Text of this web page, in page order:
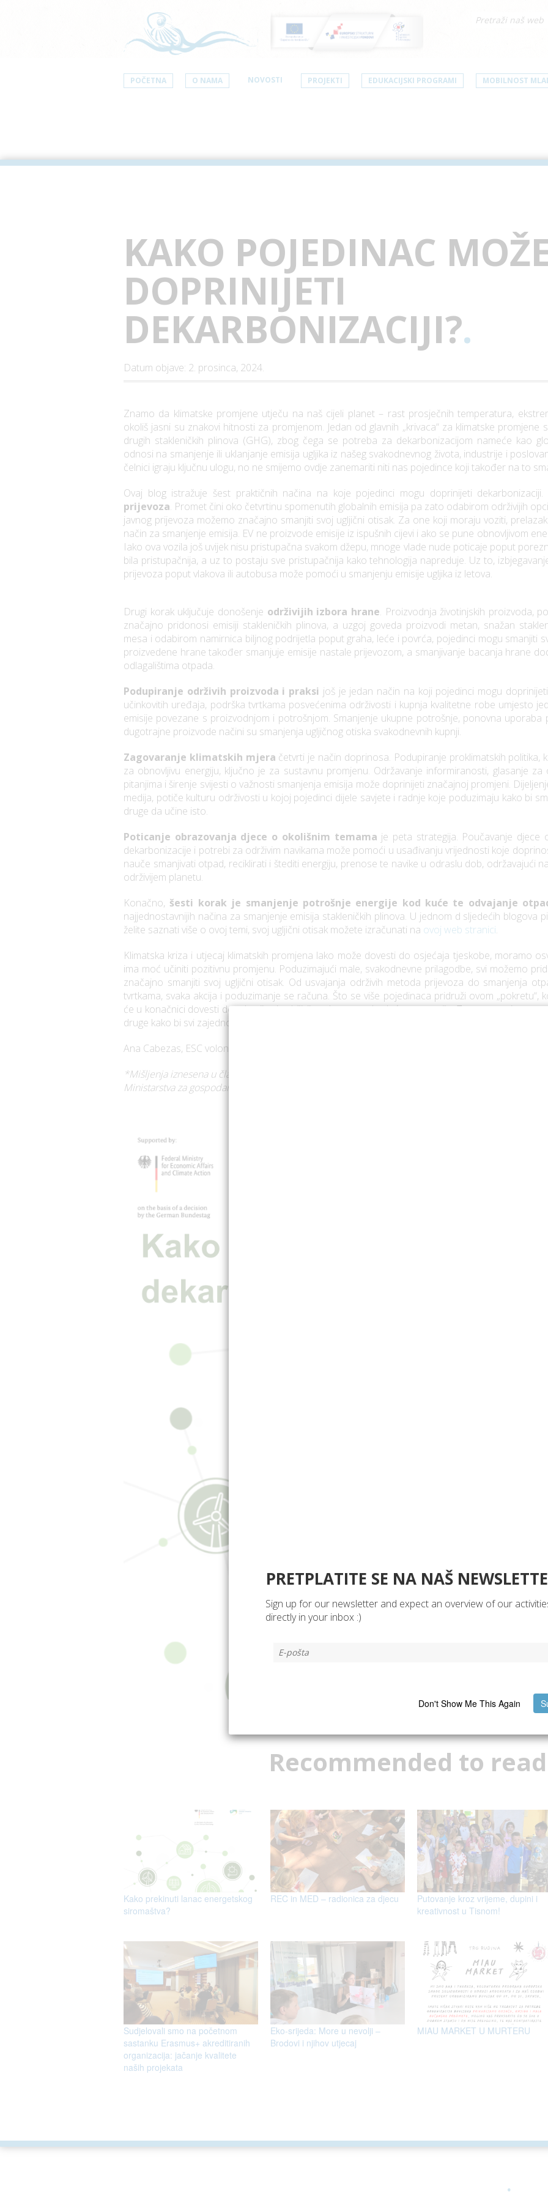
POČETNA O NAMA NOVOSTI PROJEKTI EDUKACIJSKI PROGRAMI MOBILNOST
KAKO POJEDINAC
DOPRINIJETI
DEKARBONIZACIJI?.
Datum objave: 2. prosinca, 2024.
Znamo da klimatske promjene utječu na naš cijeli planet – rast prosječnih temperatura,
okoliš jasni su znakovi hitnosti za promjenom. Jedan od glavnih „krivaca“ za klimatske promjene
drugih stakleničkih plinova (GHG), zbog čega se potreba za dekarbonizacijom nameće kao
odnosi na smanjenje ili uklanjanje emisija ugljika iz našeg svakodnevnog života, industrije i
čelnici igraju ključnu ulogu, no ne smijemo ovdje zanemariti niti nas pojedince koji također na to
Ovaj blog istražuje šest praktičnih načina na koje pojedinci mogu doprinijeti dekarbonizaciji.
prijevoza. Promet čini oko četvrtinu spomenutih globalnih emisija pa zato odabirom održivijih
javnog prijevoza možemo značajno smanjiti svoj ugljični otisak. Za one koji moraju voziti,
način za smanjenje emisija. EV ne proizvode emisije iz ispušnih cijevi i ako se pune obnovljivom
Iako ova vozila još uvijek nisu pristupačna svakom džepu, mnoge vlade nude poticaje poput
bila pristupačnija, a uz to postaju sve pristupačnija kako tehnologija napreduje. Uz to,
prijevoza poput vlakova ili autobusa može pomoći u smanjenju emisije ugljika iz letova.
Drugi korak uključuje donošenje održivijih izbora hrane. Proizvodnja životinjskih proizvoda,
značajno pridonosi emisiji stakleničkih plinova, a uzgoj goveda proizvodi metan, snažan
mesa i odabirom namirnica biljnog podrijetla poput graha, leće i povrća, pojedinci mogu smanjiti
proizvedene hrane također smanjuje emisije nastale prijevozom, a smanjivanje bacanja hrane
odlagalištima otpada.
Podupiranje održivih proizvoda i praksi još je jedan način na koji pojedinci mogu
učinkovitih uređaja, podrška tvrtkama posvećenima održivosti i kupnja kvalitetne robe umjesto
emisije povezane s proizvodnjom i potrošnjom. Smanjenje ukupne potrošnje, ponovna uporaba
dugotrajne proizvode načini su smanjenja ugljičnog otiska svakodnevnih kupnji.
Zagovaranje klimatskih mjera četvrti je način doprinosa. Podupiranje proklimatskih politika,
za obnovljivu energiju, ključno je za sustavnu promjenu. Održavanje informiranosti, glasanje
pitanjima i širenje svijesti o važnosti smanjenja emisija može doprinijeti značajnoj promjeni.
medija, potiče kulturu održivosti u kojoj pojedinci dijele savjete i radnje koje poduzimaju kako bi
druge da učine isto.
Poticanje obrazovanja djece o okolišnim temama je peta strategija. Poučavanje djece
dekarbonizacije i potrebi za održivim navikama može pomoći u usađivanju vrijednosti koje
nauče smanjivati ​​otpad, reciklirati i štediti energiju, prenose te navike u odraslu dob, održavajući
održivijem planetu.
Konačno, šesti korak je smanjenje potrošnje energije kod kuće te odvajanje
najjednostavnijih načina za smanjenje emisija stakleničkih plinova. U jednom d sljedećih
želite saznati više o ovoj temi, svoj ugljični otisak možete izračunati na ovoj web stranici.
Klimatska kriza i utjecaj klimatskih promjena lako može dovesti do osjećaja tjeskobe, moramo
ima moć učiniti pozitivnu promjenu. Poduzimajući male, svakodnevne prilagodbe, svi možemo
značajno smanjiti svoj ugljični otisak. Od usvajanja održivih metoda prijevoza do smanjenja
tvrtkama, svaka akcija i poduzimanje se računa. Što se više pojedinaca pridruži ovom „pokretu“,
će u konačnici dovesti do zdravijeg i održivijeg planeta za buduće generacije. Zato, posvetimo se
druge kako bi svi zajedno radili zajedno za zeleniju budućnost nas i naše djece.
Ana Cabezas, ESC volonterka
*Mišljenja iznesena u članku isključiva su odgovornost autora i ne odražavaju nužno stavove
Ministarstva za gospodarska pitanja i klimatske promjene (BMWK).
Recommended to read
Kako prekinuti lanac energetskog
siromaštva?
REC in MED – radionica za djecu
Putovanje kroz vrijeme, dupini i
kreativnost u Tisnom!
Sudjelovali smo na početnom
sastanku Erasmus+ akreditiranih
organizacija: jačanje kvalitete
naših projekata
Eko-srijeda: More u nevolji –
Brodovi i njihov utjecaj
MIAU MARKET U MURTERU
.
PRETPLATITE SE NA NAŠ
Sign up for our newsletter and expect an overview of our
directly in your inbox :)
Don't Show Me This Again